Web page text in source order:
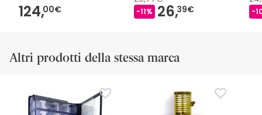
124,00€ -11% 26,39€ -
Altri prodotti della stessa marca